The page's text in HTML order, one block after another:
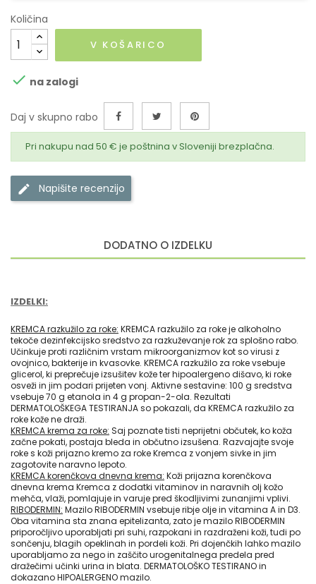
Količina
V KOŠARICO
 na zalogi
Daj v skupno rabo
Pri nakupu nad 50 € je poštnina v Sloveniji brezplačna.
Napišite recenzijo
DODATNO O IZDELKU
IZDELKI:
KREMCA razkužilo za roke: KREMCA razkužilo za roke je alkoholno
tekoče dezinfekcijsko sredstvo za razkuževanje rok za splošno rabo.
Učinkuje proti različnim vrstam mikroorganizmov kot so virusi z
ovojnico, bakterije in kvasovke. KREMCA razkužilo za roke vsebuje
glicerol, ki preprečuje izsušitev kože ter hipoalergeno dišavo, ki roke
osveži in jim podari prijeten vonj. Aktivne sestavine: 100 g sredstva
vsebuje 70 g etanola in 4 g propan-2-ola. Rezultati
DERMATOLOŠKEGA TESTIRANJA so pokazali, da KREMCA razkužilo za
roke kože ne draži.
KREMCA krema za roke: Saj poznate tisti neprijetni občutek, ko koža
začne pokati, postaja bleda in občutno izsušena. Razvajajte svoje
roke s koži prijazno kremo za roke Kremca z vonjem sivke in jim
zagotovite naravno lepoto.
KREMCA korenčkova dnevna krema: Koži prijazna korenčkova
dnevna krema Kremca z dodatki vitaminov in naravnih olj kožo
mehča, vlaži, pomlajuje in varuje pred škodljivimi zunanjimi vplivi.
RIBODERMIN: Mazilo RIBODERMIN vsebuje ribje olje in vitamina A in D3.
Oba vitamina sta znana epitelizanta, zato je mazilo RIBODERMIN
priporočljivo uporabljati pri suhi, razpokani in razdraženi koži, tudi po
sončenju, blagih opeklinah in pordeli koži. Pri dojenčkih lahko mazilo
uporabljamo za nego in zaščito urogenitalnega predela pred
dražečimi učinki urina in blata. DERMATOLOŠKO TESTIRANO in
dokazano HIPOALERGENO mazilo.